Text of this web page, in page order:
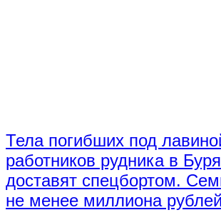
Тела погибших под
работников рудника в
доставят спецбортом.
не менее миллиона рублей